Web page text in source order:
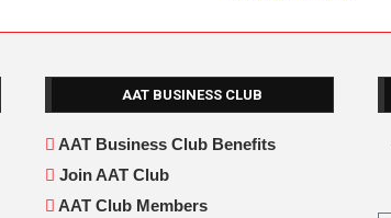
AAT BUSINESS CLUB
AAT Business Club Benefits
Join AAT Club
AAT Club Members